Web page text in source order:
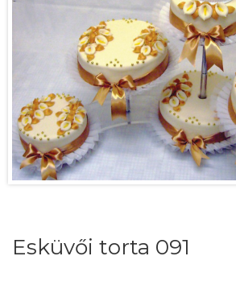
Esküvői torta 091